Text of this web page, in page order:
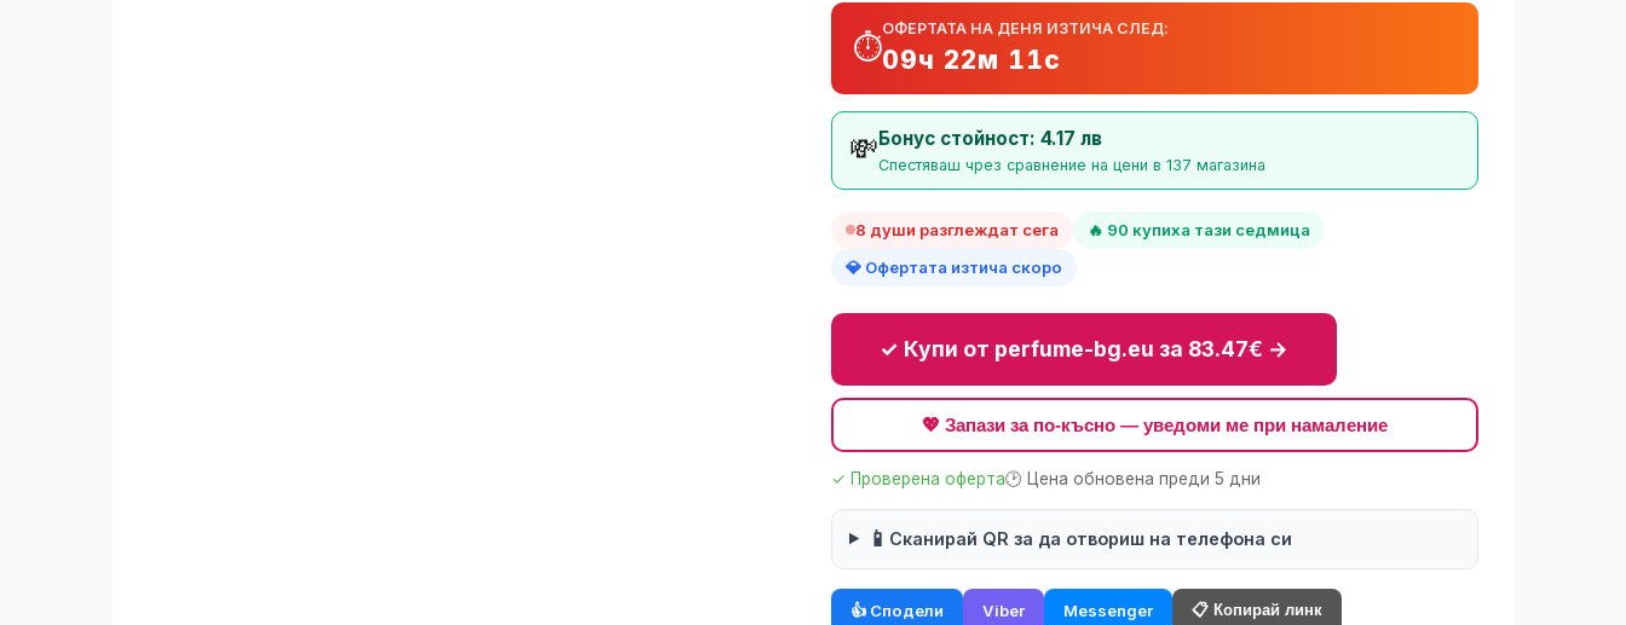
⏱️
ОФЕРТАТА НА ДЕНЯ ИЗТИЧА СЛЕД:
09ч 22м 10с
💸Бонус стойност: 4.17 лв
Спестяваш чрез сравнение на цени в 137 магазина
8 души разглеждат сега
🔥 90 купиха тази седмица
💎 Офертата изтича скоро
✓ Купи от perfume-bg.eu за 83.47€ →
💖 Запази за по-късно — уведоми ме при намаление
✓ Проверена оферта🕑 Цена обновена преди 5 дни
📱 Сканирай QR за да отвориш на телефона си
👍 Сподели Viber Messenger 📋 Копирай линк